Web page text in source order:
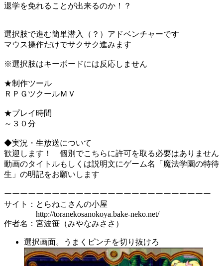
退学を免れることが出来るのか！？
選択肢で進む簡単潜入（？）アドベンチャーです
マウス操作だけでサクサク進みます
※選択肢はキーボードには反応しません
★制作ツール
ＲＰＧツクールＭＶ
★プレイ時間
～３０分
◆実況・生放送について
歓迎します！ 個別でこちらに許可を取る必要はありません
動画のタイトルもしくは説明文にゲーム名「魔法学園の特待
生」の明記をお願いします
ーーーーーーーーーーーーーーーーーーーーーーーーーー
サイト：とらねこさんの小屋
http://toranekosanokoya.bake-neko.net/
作者名：宮波笹（みやなみささ）
選択画面。うまくピンチを切り抜けろ